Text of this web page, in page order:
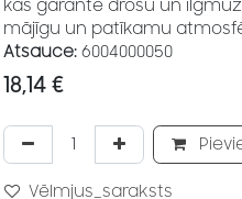
kas garantē drošu un
mājīgu un patīkamu
Atsauce: 6004000050
18,14 €
Vēlmjus_saraksts